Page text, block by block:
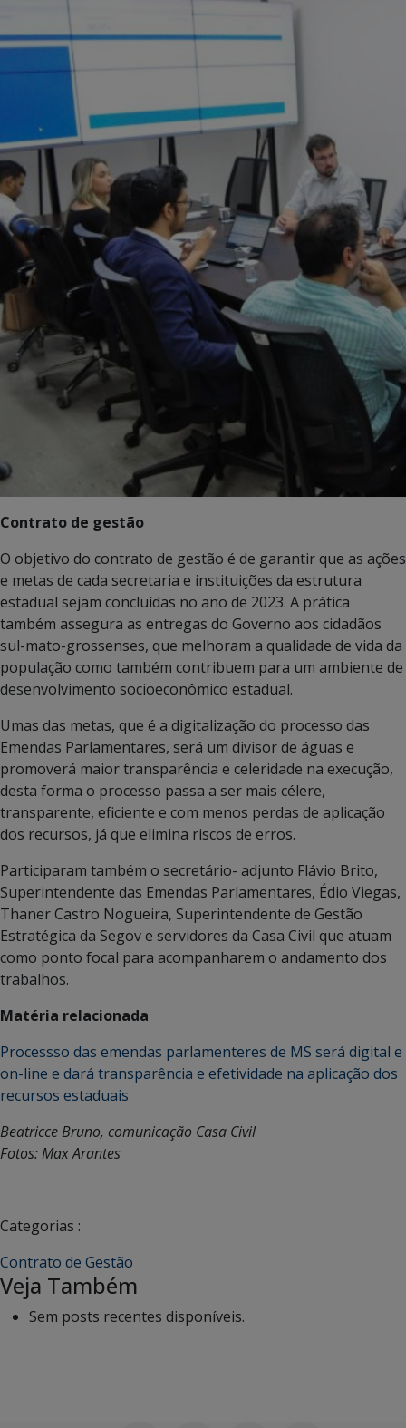
Contrato de gestão
O objetivo do contrato de gestão é de garantir que as ações
e metas de cada secretaria e instituições da estrutura
estadual sejam concluídas no ano de 2023. A prática
também assegura as entregas do Governo aos cidadãos
sul-mato-grossenses, que melhoram a qualidade de vida da
população como também contribuem para um ambiente de
desenvolvimento socioeconômico estadual.
Umas das metas, que é a digitalização do processo das
Emendas Parlamentares, será um divisor de águas e
promoverá maior transparência e celeridade na execução,
desta forma o processo passa a ser mais célere,
transparente, eficiente e com menos perdas de aplicação
dos recursos, já que elimina riscos de erros.
Participaram também o secretário- adjunto Flávio Brito,
Superintendente das Emendas Parlamentares, Édio Viegas,
Thaner Castro Nogueira, Superintendente de Gestão
Estratégica da Segov e servidores da Casa Civil que atuam
como ponto focal para acompanharem o andamento dos
trabalhos.
Matéria relacionada
Processso das emendas parlamenteres de MS será digital e
on-line e dará transparência e efetividade na aplicação dos
recursos estaduais
Beatricce Bruno, comunicação Casa Civil
Fotos: Max Arantes
Categorias :
Contrato de Gestão
Veja Também
Sem posts recentes disponíveis.